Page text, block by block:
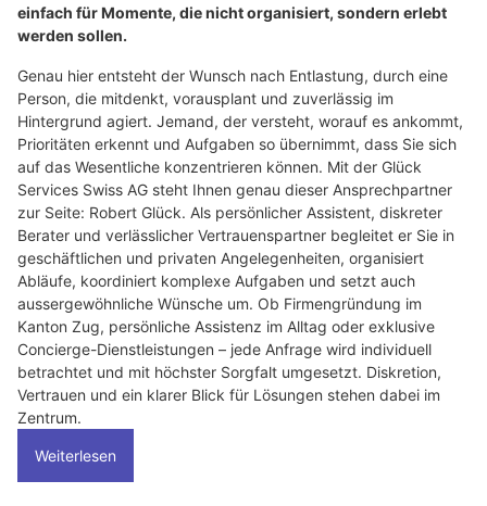
einfach für Momente, die nicht organisiert, sondern erlebt
werden sollen.
Genau hier entsteht der Wunsch nach Entlastung, durch eine
Person, die mitdenkt, vorausplant und zuverlässig im
Hintergrund agiert. Jemand, der versteht, worauf es ankommt,
Prioritäten erkennt und Aufgaben so übernimmt, dass Sie sich
auf das Wesentliche konzentrieren können. Mit der Glück
Services Swiss AG steht Ihnen genau dieser Ansprechpartner
zur Seite: Robert Glück. Als persönlicher Assistent, diskreter
Berater und verlässlicher Vertrauenspartner begleitet er Sie in
geschäftlichen und privaten Angelegenheiten, organisiert
Abläufe, koordiniert komplexe Aufgaben und setzt auch
aussergewöhnliche Wünsche um. Ob Firmengründung im
Kanton Zug, persönliche Assistenz im Alltag oder exklusive
Concierge-Dienstleistungen – jede Anfrage wird individuell
betrachtet und mit höchster Sorgfalt umgesetzt. Diskretion,
Vertrauen und ein klarer Blick für Lösungen stehen dabei im
Zentrum.
Weiterlesen